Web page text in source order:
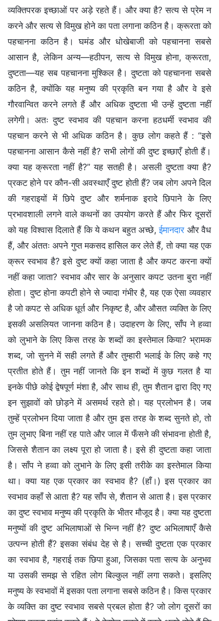
व्यक्तिपरक इच्छाओं पर अड़े रहते हैं। और क्या है? सत्य से प्रेम न
करने और सत्य से विमुख होने का पता लगाना कठिन है। क्रूरता को
पहचानना कठिन है। घमंड और धोखेबाजी को पहचानना सबसे
आसान है, लेकिन अन्य—हठीपन, सत्य से विमुख होना, क्रूरता,
दुष्टता—यह सब पहचानना मुश्किल है। दुष्टता को पहचानना सबसे
कठिन है, क्योंकि यह मनुष्य की प्रकृति बन गया है और वे इसे
गौरवान्वित करने लगते हैं और अधिक दुष्टता भी उन्हें दुष्टता नहीं
लगेगी। अतः दुष्ट स्वभाव की पहचान करना हठधर्मी स्वभाव की
पहचान करने से भी अधिक कठिन है। कुछ लोग कहते हैं : “इसे
पहचानना आसान कैसे नहीं है? सभी लोगों की दुष्ट इच्छाएँ होती हैं।
क्या यह क्रूरता नहीं है?” यह सतही है। असली दुष्टता क्या है?
प्रकट होने पर कौन-सी अवस्थाएँ दुष्ट होती हैं? जब लोग अपने दिल
की गहराइयों में छिपे दुष्ट और शर्मनाक इरादे छिपाने के लिए
प्रभावशाली लगने वाले कथनों का उपयोग करते हैं और फिर दूसरों
को यह विश्वास दिलाते हैं कि ये कथन बहुत अच्छे,ईमानदार और वैध
हैं, और अंततः अपने गुप्त मकसद हासिल कर लेते हैं, तो क्या यह एक
क्रूर स्वभाव है? इसे दुष्ट क्यों कहा जाता है और कपट करना क्यों
नहीं कहा जाता? स्वभाव और सार के अनुसार कपट उतना बुरा नहीं
होता। दुष्ट होना कपटी होने से ज्यादा गंभीर है, यह एक ऐसा व्यवहार
है जो कपट से अधिक धूर्त और निकृष्ट है, और औसत व्यक्ति के लिए
इसकी असलियत जानना कठिन है। उदाहरण के लिए, साँप ने हव्वा
को लुभाने के लिए किस तरह के शब्दों का इस्तेमाल किया? भ्रामक
शब्द, जो सुनने में सही लगते हैं और तुम्हारी भलाई के लिए कहे गए
प्रतीत होते हैं। तुम नहीं जानते कि इन शब्दों में कुछ गलत है या
इनके पीछे कोई द्वेषपूर्ण मंशा है, और साथ ही, तुम शैतान द्वारा दिए गए
इन सुझावों को छोड़ने में असमर्थ रहते हो। यह प्रलोभन है। जब
तुम्हें प्रलोभन दिया जाता है और तुम इस तरह के शब्द सुनते हो, तो
तुम लुभाए बिना नहीं रह पाते और जाल में फँसने की संभावना होती है,
जिससे शैतान का लक्ष्य पूरा हो जाता है। इसे ही दुष्टता कहा जाता
है। साँप ने हव्वा को लुभाने के लिए इसी तरीके का इस्तेमाल किया
था। क्या यह एक प्रकार का स्वभाव है? (हाँ।) इस प्रकार का
स्वभाव कहाँ से आता है? यह साँप से, शैतान से आता है। इस प्रकार
का दुष्ट स्वभाव मनुष्य की प्रकृति के भीतर मौजूद है। क्या यह दुष्टता
मनुष्यों की दुष्ट अभिलाषाओं से भिन्न नहीं है? दुष्ट अभिलाषाएँ कैसे
उत्पन्न होती हैं? इसका संबंध देह से है। सच्ची दुष्टता एक प्रकार
का स्वभाव है, गहराई तक छिपा हुआ, जिसका पता सत्य के अनुभव
या उसकी समझ से रहित लोग बिल्कुल नहीं लगा सकते। इसलिए
मनुष्य के स्वभावों में इसका पता लगाना सबसे कठिन है। किस प्रकार
के व्यक्ति का दुष्ट स्वभाव सबसे प्रबल होता है? जो लोग दूसरों का